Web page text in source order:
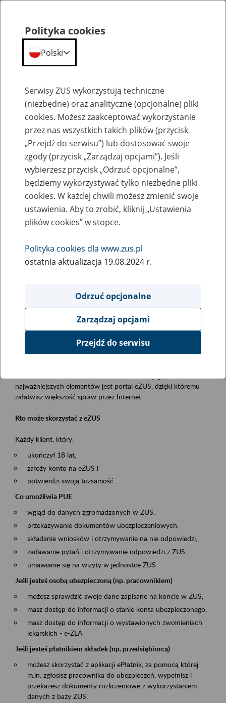
Szkolenia
Zaproś ZUS do siebie - zakładanie profili
eZUS w siedzibie Twojej firmy
Rodzaj wydarzenia
Szkolenia
Obszar merytoryczny
obsługa klientów
Opis wydarzenia
Platforma Usług Elektronicznych ZUS eZUS
najważniejszych elementów jest portal eZUS, dzięki któremu
załatwisz większość spraw przez Internet.
Kto może skorzystać z eZUS
Każdy klient, który:
ukończył 18 lat,
założy konto na eZUS i
potwierdzi swoją tożsamość.
Co umożliwia PUE
wgląd do danych zgromadzonych w ZUS,
przekazywanie dokumentów ubezpieczeniowych,
składanie wniosków i otrzymywanie na nie odpowiedzi,
zadawanie pytań i otrzymywanie odpowiedzi z ZUS,
umawianie się na wizyty w jednostce ZUS.
Jeśli jesteś osobą ubezpieczoną (np. pracownikiem)
możesz sprawdzić swoje dane zapisane na koncie w ZUS,
masz dostęp do informacji o stanie konta ubezpieczonego,
masz dostęp do informacji o wystawionych zwolnieniach
lekarskich - e-ZLA
Jeśli jesteś płatnikiem składek (np. przedsiębiorcą)
możesz skorzystać z aplikacji ePłatnik, za pomocą której
m.in. zgłosisz pracownika do ubezpieczeń, wypełnisz i
przekażesz dokumenty rozliczeniowe z wykorzystaniem
danych z bazy ZUS,
Polityka cookies
Polski
Serwisy ZUS wykorzystują techniczne
(niezbędne) oraz analityczne (opcjonalne) pliki
cookies. Możesz zaakceptować wykorzystanie
przez nas wszystkich takich plików (przycisk
„Przejdź do serwisu”) lub dostosować swoje
zgody (przycisk „Zarządzaj opcjami”). Jeśli
wybierzesz przycisk „Odrzuć opcjonalne”,
będziemy wykorzystywać tylko niezbędne pliki
cookies. W każdej chwili możesz zmienić swoje
ustawienia. Aby to zrobić, kliknij „Ustawienia
plików cookies” w stopce.
Polityka cookies dla www.zus.pl
ostatnia aktualizacja 19.08.2024 r.
Odrzuć opcjonalne
Zarządzaj opcjami
Przejdź do serwisu